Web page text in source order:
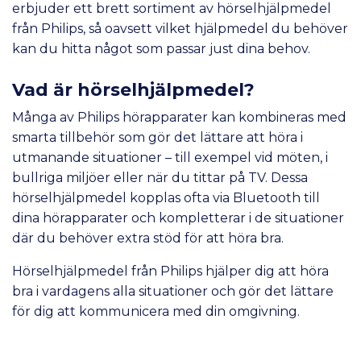
erbjuder ett brett sortiment av hörselhjälpmedel
från Philips, så oavsett vilket hjälpmedel du behöver
kan du hitta något som passar just dina behov.
Vad är hörselhjälpmedel?
Många av Philips hörapparater kan kombineras med
smarta tillbehör som gör det lättare att höra i
utmanande situationer – till exempel vid möten, i
bullriga miljöer eller när du tittar på TV. Dessa
hörselhjälpmedel kopplas ofta via Bluetooth till
dina hörapparater och kompletterar i de situationer
där du behöver extra stöd för att höra bra.
Hörselhjälpmedel från Philips hjälper dig att höra
bra i vardagens alla situationer och gör det lättare
för dig att kommunicera med din omgivning.